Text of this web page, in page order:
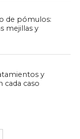
de pómulos:
mejillas y
y
cada caso